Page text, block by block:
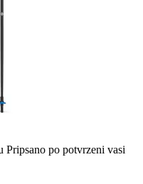
Pripsano po potvrzeni vasi